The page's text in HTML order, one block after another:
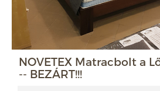
NOVETEX Matracbolt a
-- BEZÁRT!!!